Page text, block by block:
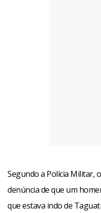
Segundo a Polícia Militar,
denúncia de que um
que estava indo de